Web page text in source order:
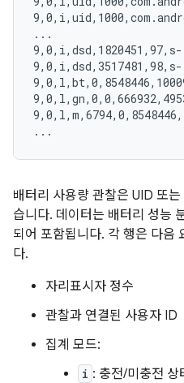
...
배터리 사용량 관찰은 UID 또
습니다. 데이터는 배터리 성능
되어 포함됩니다. 각 행은 다음
다.
자리표시자 정수
관찰과 연결된 사용자 ID
집계 모드:
i : 충전/미충전 상